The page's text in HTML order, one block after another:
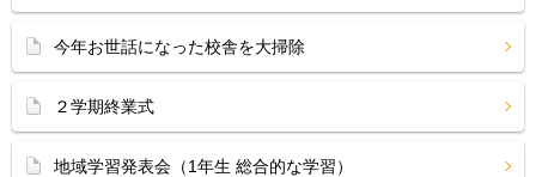
今年お世話になった校舎を大掃除
２学期終業式
地域学習発表会（1年生 総合的な学習）